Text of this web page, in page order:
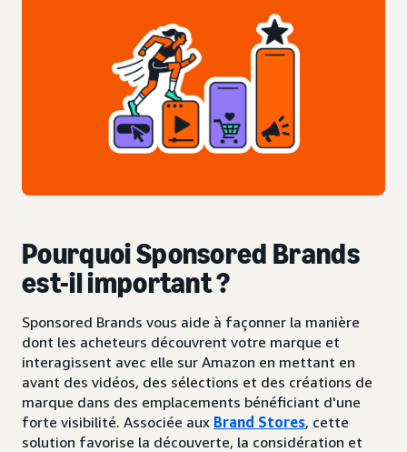
Pourquoi Sponsored Brands
est-il important ?
Sponsored Brands vous aide à façonner la manière
dont les acheteurs découvrent votre marque et
interagissent avec elle sur Amazon en mettant en
avant des vidéos, des sélections et des créations de
marque dans des emplacements bénéficiant d'une
forte visibilité. Associée aux Brand Stores, cette
solution favorise la découverte, la considération et